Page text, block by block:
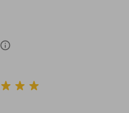
info_outlined